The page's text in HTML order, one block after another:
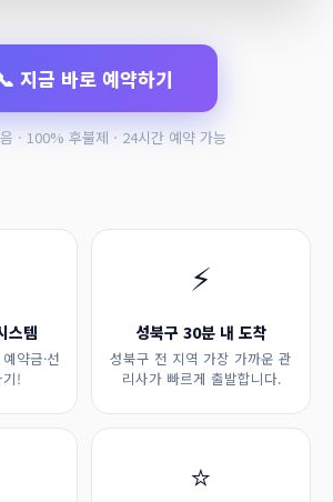
지금 바로 예약하기
· 100% 후불제 · 24시간 예약 가능
스템
약금·선
!
⚡
성북구 30분 내 도착
성북구 전 지역 가장 가까운 관
리사가 빠르게 출발합니다.
⭐